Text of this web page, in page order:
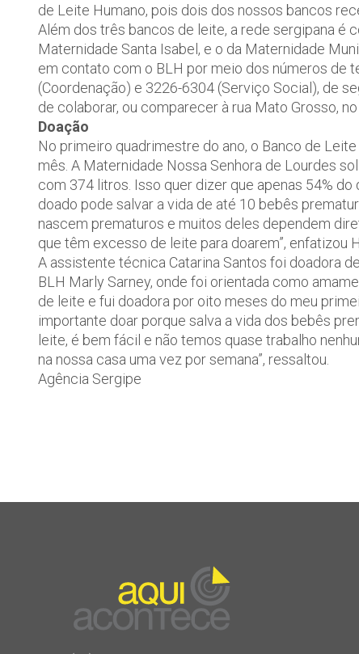
de Leite Humano, pois dois dos nossos bancos
Além dos três bancos de leite, a rede sergipana é
Maternidade Santa Isabel, e o da Maternidade
em contato com o BLH por meio dos números de
(Coordenação) e 3226-6304 (Serviço Social), de
de colaborar, ou comparecer à rua Mato Grosso,
Doação
No primeiro quadrimestre do ano, o Banco de
mês. A Maternidade Nossa Senhora de Lourdes
com 374 litros. Isso quer dizer que apenas 54%
doado pode salvar a vida de até 10 bebês
nascem prematuros e muitos deles dependem
que têm excesso de leite para doarem”, enfatizou
A assistente técnica Catarina Santos foi doadora
BLH Marly Sarney, onde foi orientada como
de leite e fui doadora por oito meses do meu
importante doar porque salva a vida dos bebês
leite, é bem fácil e não temos quase trabalho
na nossa casa uma vez por semana”, ressaltou.
Agência Sergipe